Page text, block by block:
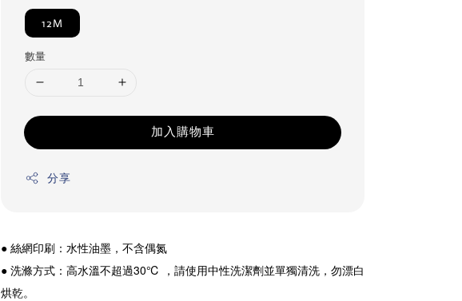
12M
數量
加入購物車
分享
● 絲網印刷：水性油墨，不含偶氮
● 洗滌方式：高水溫不超過30℃ ，請使用中性洗潔劑並單獨清洗，勿漂白
烘乾。